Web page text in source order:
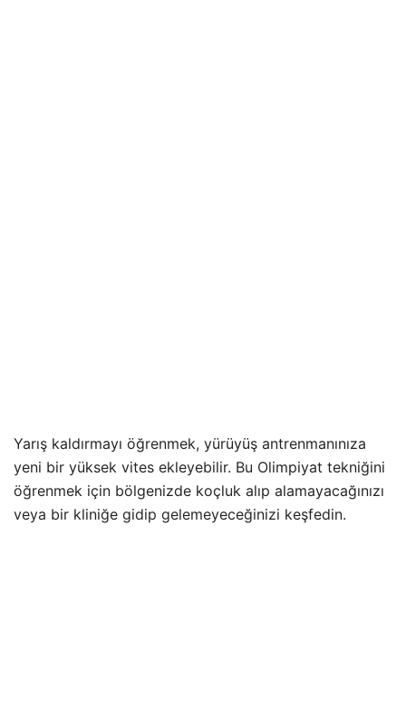
Yarış kaldırmayı öğrenmek, yürüyüş antrenmanınıza
yeni bir yüksek vites ekleyebilir. Bu Olimpiyat tekniğini
öğrenmek için bölgenizde koçluk alıp alamayacağınızı
veya bir kliniğe gidip gelemeyeceğinizi keşfedin.